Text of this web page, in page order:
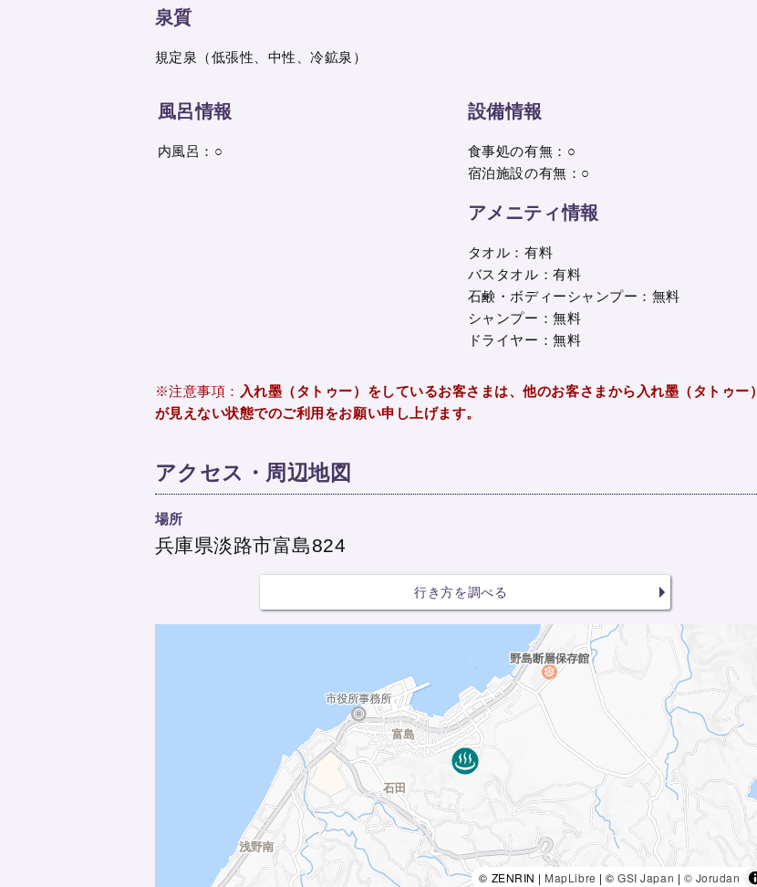
泉質
規定泉（低張性、中性、冷鉱泉）
風呂情報
内風呂：○
設備情報
食事処の有無：○
宿泊施設の有無：○
アメニティ情報
タオル：有料
バスタオル：有料
石鹸・ボディーシャンプー：無料
シャンプー：無料
ドライヤー：無料
※注意事項： 入れ墨（タトゥー）をしているお客さまは、他のお客さまから入れ墨（タトゥー）
が見えない状態でのご利用をお願い申し上げます。
アクセス・周辺地図
場所
兵庫県淡路市富島824
行き方を調べる
© ZENRIN | MapLibre | ©GSI Japan | © Jorudan